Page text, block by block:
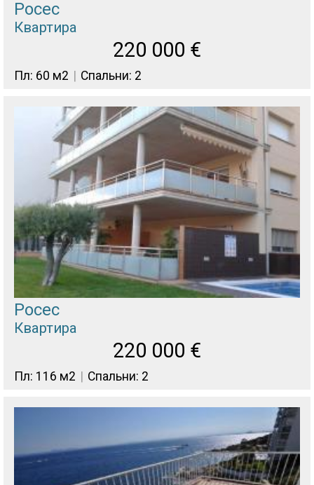
Росес
Квартира
220 000 €
Пл: 60 м2 Спальни: 2
Росес
Квартира
220 000 €
Пл: 116 м2 Спальни: 2